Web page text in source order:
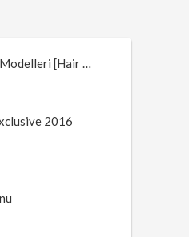
Modelleri [Hair …
2016